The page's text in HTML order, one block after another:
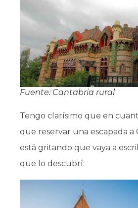
Fuente: Cantabria rural
Tengo clarísimo que en
que reservar una escapada a
está gritando que vaya a
que lo descubrí.